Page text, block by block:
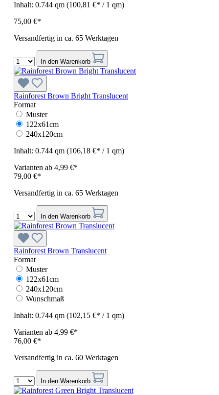
Inhalt: 0.744 qm (100,81 €* / 1 qm)
75,00 €*
Versandfertig in ca. 65 Werktagen
In den Warenkorb
Rainforest Brown Bright Translucent
Format
Muster
122x61cm
240x120cm
Inhalt: 0.744 qm (106,18 €* / 1 qm)
Varianten ab 4,99 €*
79,00 €*
Versandfertig in ca. 65 Werktagen
In den Warenkorb
Rainforest Brown Translucent
Format
Muster
122x61cm
240x120cm
Wunschmaß
Inhalt: 0.744 qm (102,15 €* / 1 qm)
Varianten ab 4,99 €*
76,00 €*
Versandfertig in ca. 60 Werktagen
In den Warenkorb